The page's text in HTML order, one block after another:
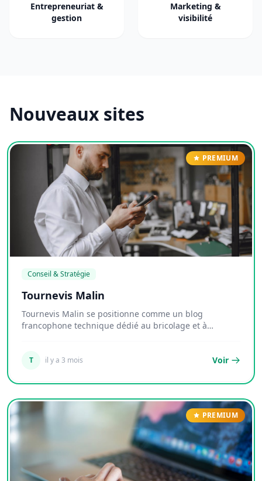
Entrepreneuriat &
gestion
Marketing &
visibilité
Nouveaux sites
PREMIUM
Conseil & Stratégie
Tournevis Malin
Tournevis Malin se positionne comme un blog
francophone technique dédié au bricolage et à
T il y a 3 mois Voir
PREMIUM